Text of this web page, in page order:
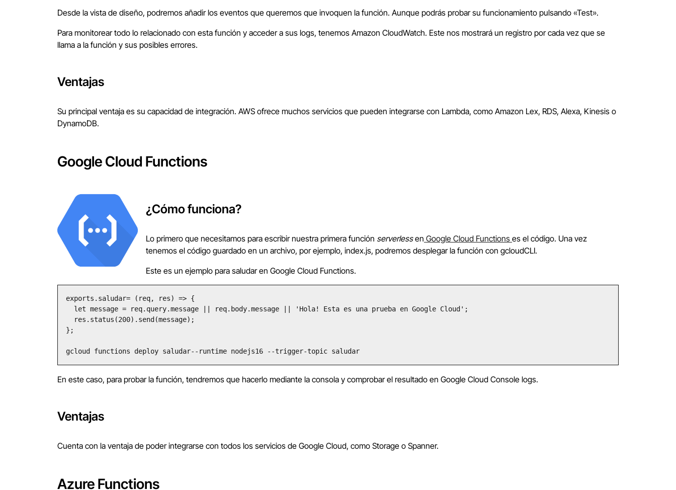
Desde la vista de diseño, podremos añadir los eventos que queremos que invoquen la función. Aunque podrás probar su funcionamiento pulsando «Test».
Para monitorear todo lo relacionado con esta función y acceder a sus logs, tenemos Amazon CloudWatch. Este nos mostrará un registro por cada vez que se
llama a la función y sus posibles errores.
Ventajas
Su principal ventaja es su capacidad de integración. AWS ofrece muchos servicios que pueden integrarse con Lambda, como Amazon Lex, RDS, Alexa, Kinesis o
DynamoDB.
Google Cloud Functions
¿Cómo funciona?
Lo primero que necesitamos para escribir nuestra primera función serverlessen Google Cloud Functions es el código. Una vez
tenemos el código guardado en un archivo, por ejemplo, index.js, podremos desplegar la función con gcloudCLI.
Este es un ejemplo para saludar en Google Cloud Functions.
exports.saludar= (req, res) => {
};
gcloud functions deploy saludar--runtime nodejs16 --trigger-topic saludar
En este caso, para probar la función, tendremos que hacerlo mediante la consola y comprobar el resultado en Google Cloud Console logs.
Ventajas
Cuenta con la ventaja de poder integrarse con todos los servicios de Google Cloud, como Storage o Spanner.
Azure Functions